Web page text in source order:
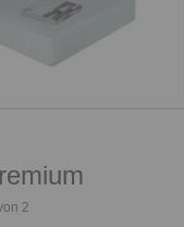
2